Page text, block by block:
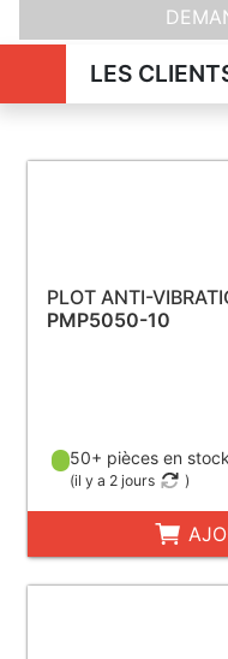
LES
PLOT ANTI-
PMP5050-10
50+ pièces en stock
(il y a 2 jours )